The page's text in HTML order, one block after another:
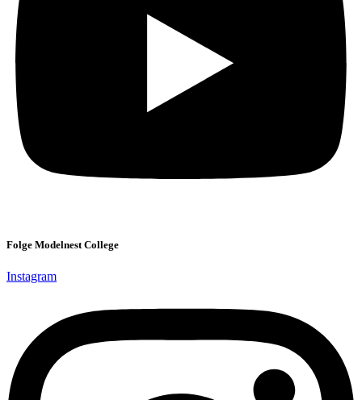
Folge Modelnest College
Instagram